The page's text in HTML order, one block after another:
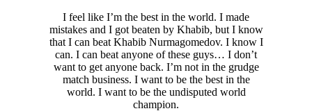
I feel like I’m the best in the world. I made
mistakes and I got beaten by Khabib, but I know
that I can beat Khabib Nurmagomedov. I know I
can. I can beat anyone of these guys… I don’t
want to get anyone back. I’m not in the grudge
match business. I want to be the best in the
world. I want to be the undisputed world
champion.